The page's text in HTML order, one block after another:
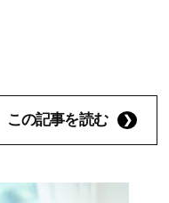
この記事を読む